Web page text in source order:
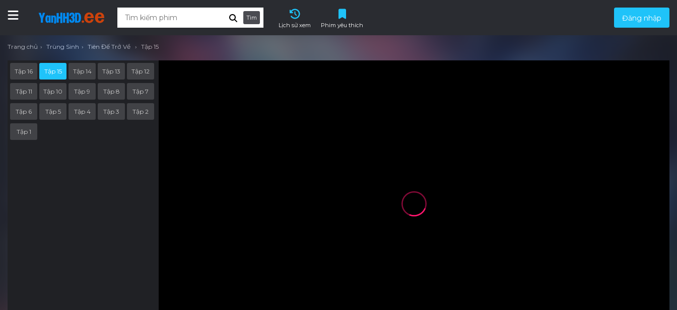
Tìm
Lịch sử xem
Phim yêu thích
Đăng nhập
Trang chủ Trùng Sinh Tiên Đế Trở Về Tập 15
Tập 16 Tập 15 Tập 14 Tập 13 Tập 12
Tập 11 Tập 10 Tập 9 Tập 8 Tập 7
Tập 6 Tập 5 Tập 4 Tập 3 Tập 2
Tập 1